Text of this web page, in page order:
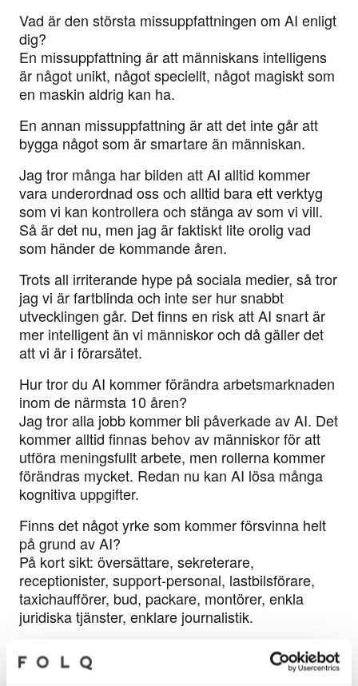
Vad är den största missuppfattningen om AI enligt
dig?
En missuppfattning är att människans intelligens
är något unikt, något speciellt, något magiskt som
en maskin aldrig kan ha.
En annan missuppfattning är att det inte går att
bygga något som är smartare än människan.
Jag tror många har bilden att AI alltid kommer
vara underordnad oss och alltid bara ett verktyg
som vi kan kontrollera och stänga av som vi vill.
Så är det nu, men jag är faktiskt lite orolig vad
som händer de kommande åren.
Trots all irriterande hype på sociala medier, så tror
jag vi är fartblinda och inte ser hur snabbt
utvecklingen går. Det finns en risk att AI snart är
mer intelligent än vi människor och då gäller det
att vi är i förarsätet.
Hur tror du AI kommer förändra arbetsmarknaden
inom de närmsta 10 åren?
Jag tror alla jobb kommer bli påverkade av AI. Det
kommer alltid finnas behov av människor för att
utföra meningsfullt arbete, men rollerna kommer
förändras mycket. Redan nu kan AI lösa många
kognitiva uppgifter.
Finns det något yrke som kommer försvinna helt
på grund av AI?
På kort sikt: översättare, sekreterare,
receptionister, support-personal, lastbilsförare,
taxichaufförer, bud, packare, montörer, enkla
juridiska tjänster, enklare journalistik.